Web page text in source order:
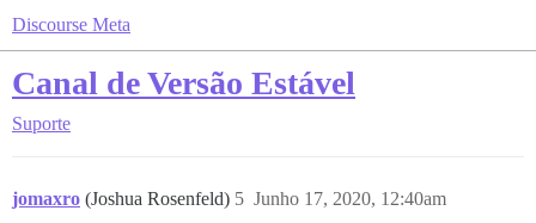
Discourse Meta
Canal de Versão Estável
Suporte
jomaxro (Joshua Rosenfeld) Junho 17, 2020, 12:40am
5